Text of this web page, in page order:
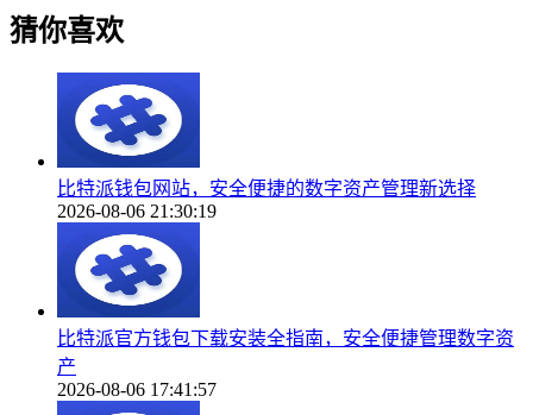
猜你喜欢
比特派钱包网站，安全便捷的数字资产管理新选择
2026-08-06 21:30:19
比特派官方钱包下载安装全指南，安全便捷管理数字资
产
2026-08-06 17:41:57